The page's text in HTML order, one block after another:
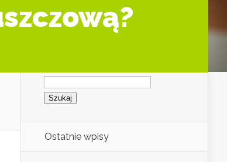
Szukaj:
Ostatnie wpisy